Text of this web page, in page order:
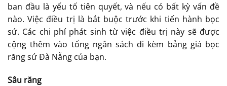
ban đầu là yếu tố tiên quyết, và nếu có bất kỳ vấn đề
nào. Việc điều trị là bắt buộc trước khi tiến hành bọc
sứ. Các chi phí phát sinh từ việc điều trị này sẽ được
cộng thêm vào tổng ngân sách đi kèm bảng giá bọc
răng sứ Đà Nẵng của bạn.
Sâu răng